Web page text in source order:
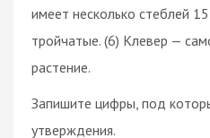
имеет несколько стеблей
тройчатые. (6) Клевер —
растение.
Запишите цифры, под
утверждения.